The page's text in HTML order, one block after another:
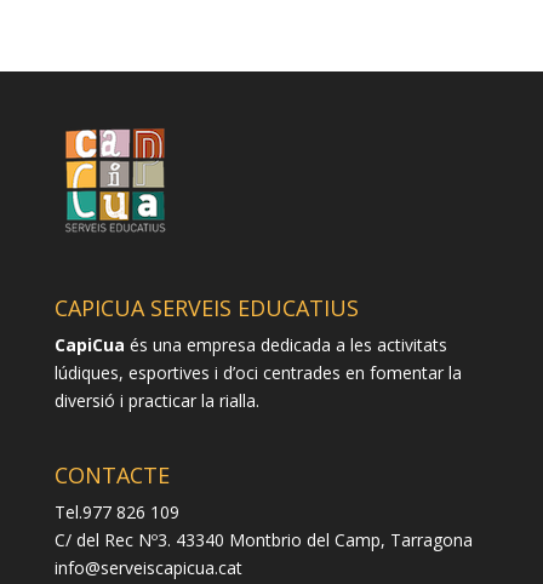
CAPICUA SERVEIS EDUCATIUS
CapiCua és una empresa dedicada a les activitats
lúdiques, esportives i d’oci centrades en fomentar la
diversió i practicar la rialla.
CONTACTE
Tel.977 826 109
C/ del Rec Nº3. 43340 Montbrio del Camp, Tarragona
info@serveiscapicua.cat